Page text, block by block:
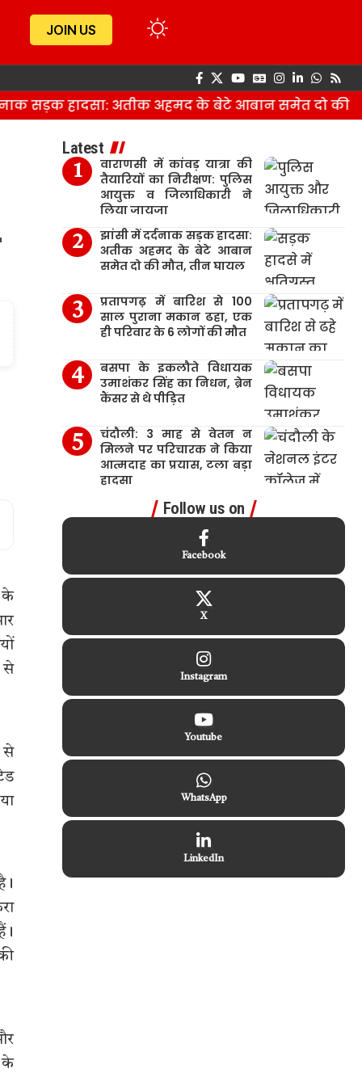
JOIN US
सड़क हादसा: अतीक अहमद के बेटे आबान समेत दो की मौत,
के
से
से
के
Latest
वाराणसी में कांवड़ यात्रा की
तैयारियों का निरीक्षण: पुलिस
आयुक्त व जिलाधिकारी ने
लिया जायजा
झांसी में दर्दनाक सड़क हादसा:
अतीक अहमद के बेटे आबान
समेत दो की मौत, तीन घायल
प्रतापगढ़ में बारिश से 100
साल पुराना मकान ढहा, एक
ही परिवार के 6 लोगों की मौत
बसपा के इकलौते विधायक
उमाशंकर सिंह का निधन, ब्रेन
कैंसर से थे पीड़ित
चंदौली: 3 माह से वेतन न
मिलने पर परिचारक ने किया
आत्मदाह का प्रयास, टला बड़ा
हादसा
Follow us on
Facebook
X
Instagram
Youtube
WhatsApp
LinkedIn